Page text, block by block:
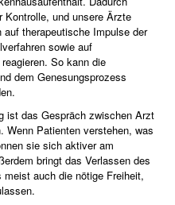
und unsere Ärzte
therapeutische Impulse der
sowie auf
So kann die
dem Genesungsprozess
ist das Gespräch zwischen Arzt
Wenn Patienten verstehen, was
sie sich aktiver am
bringt das Verlassen des
auch die nötige Freiheit,